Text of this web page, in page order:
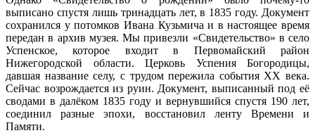
выписано спустя лишь тринадцать лет, в 1835 году. Документ
сохранился у потомков Ивана Кузьмича и в настоящее время
передан в архив музея. Мы привезли «Свидетельство» в село
Успенское, которое входит в Первомайский район
Нижегородской области. Церковь Успения Богородицы,
давшая название селу, с трудом пережила события XX века.
Сейчас возрождается из руин. Документ, выписанный под её
сводами в далёком 1835 году и вернувшийся спустя 190 лет,
соединил разные эпохи, восстановил ленту Времени и
Памяти.